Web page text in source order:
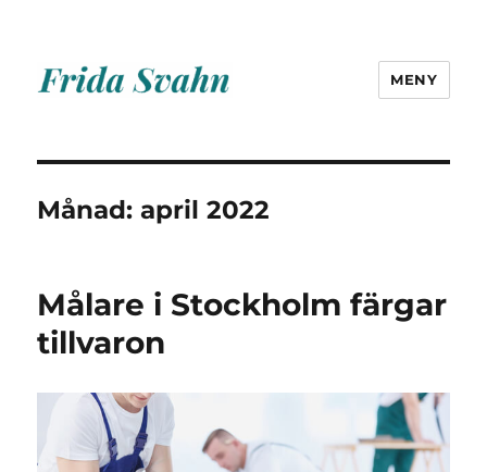
MENY
Månad:april 2022
Målare i Stockholm färgar
tillvaron